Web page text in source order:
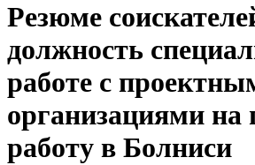
Резюме
должность
работе с
организациями на
работу в Болниси